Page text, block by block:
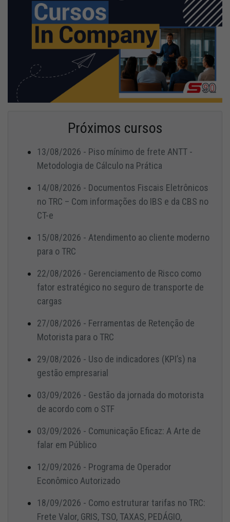
Próximos cursos
13/08/2026 - Piso mínimo de frete ANTT -
Metodologia de Cálculo na Prática
14/08/2026 - Documentos Fiscais Eletrônicos
no TRC – Com informações do IBS e da CBS no
CT-e
15/08/2026 - Atendimento ao cliente moderno
para o TRC
22/08/2026 - Gerenciamento de Risco como
fator estratégico no seguro de transporte de
cargas
27/08/2026 - Ferramentas de Retenção de
Motorista para o TRC
29/08/2026 - Uso de indicadores (KPI’s) na
gestão empresarial
03/09/2026 - Gestão da jornada do motorista
de acordo com o STF
03/09/2026 - Comunicação Eficaz: A Arte de
falar em Público
12/09/2026 - Programa de Operador
Econômico Autorizado
18/09/2026 - Como estruturar tarifas no TRC:
Frete Valor, GRIS, TSO, TAXAS, PEDÁGIO,